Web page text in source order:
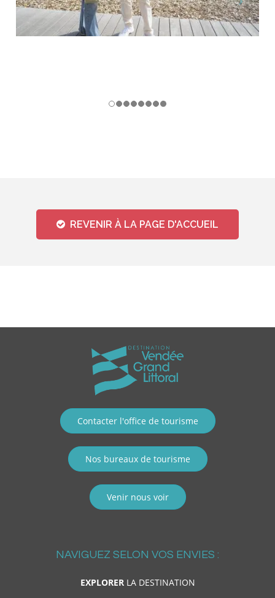
REVENIR À LA PAGE D'ACCUEIL
Contacter l'office de tourisme
Nos bureaux de tourisme
Venir nous voir
NAVIGUEZ SELON VOS ENVIES :
EXPLORERLA DESTINATION